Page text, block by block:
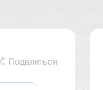
Поделиться